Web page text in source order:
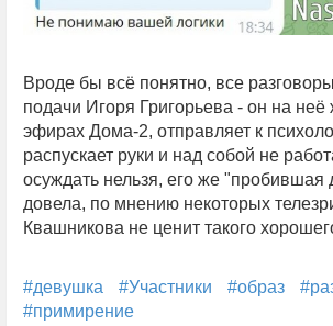
Вроде бы всё понятно, все
подачи Игоря Григорьева - он на неё
эфирах Дома-2, отправляет к
распускает руки и над собой не
осуждать нельзя, его же "пробившая
довела, по мнению некоторых
Квашникова не ценит такого
#девушка #Участники #образ
#примирение